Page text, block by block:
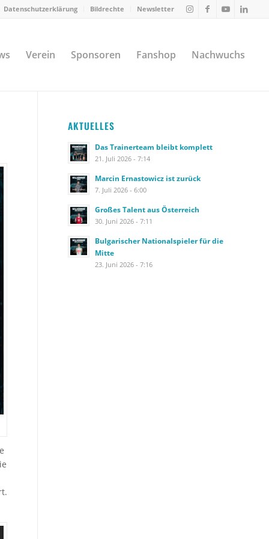
Datenschutzerklärung Bildrechte Newsletter
Verein Sponsoren Fanshop Nachwuchs
AKTUELLES
Das Trainerteam bleibt komplett
21. Juli 2026 - 7:14
Marcin Ernastowicz ist zurück
7. Juli 2026 - 6:00
Großes Talent aus Österreich
30. Juni 2026 - 7:11
Bulgarischer Nationalspieler für die
Mitte
23. Juni 2026 - 7:16